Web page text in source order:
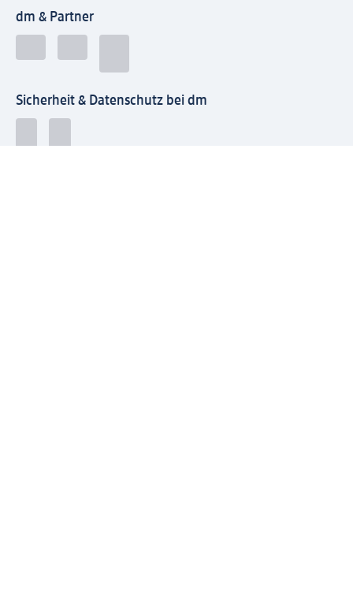
dm & Partner
Sicherheit & Datenschutz bei dm